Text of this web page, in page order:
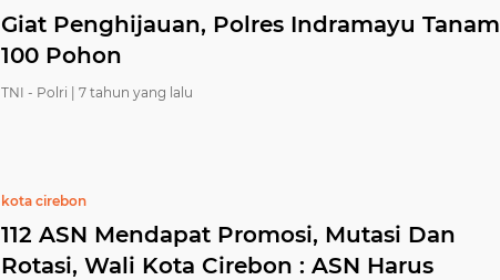
Giat Penghijauan, Polres Indramayu Tanam
100 Pohon
TNI - Polri | 7 tahun yang lalu
kota cirebon
112 ASN Mendapat Promosi, Mutasi Dan
Rotasi, Wali Kota Cirebon : ASN Harus